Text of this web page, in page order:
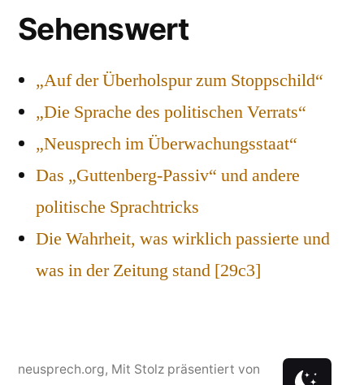
Sehenswert
„Auf der Überholspur zum Stoppschild“
„Die Sprache des politischen Verrats“
„Neusprech im Überwachungsstaat“
Das „Guttenberg-Passiv“ und andere
politische Sprachtricks
Die Wahrheit, was wirklich passierte und
was in der Zeitung stand [29c3]
neusprech.org, Mit Stolz präsentiert von